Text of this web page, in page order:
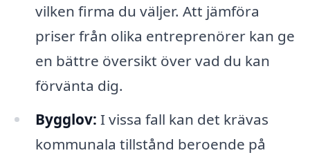
vilken firma du väljer. Att jämföra
priser från olika entreprenörer kan ge
en bättre översikt över vad du kan
förvänta dig.
Bygglov: I vissa fall kan det krävas
kommunala tillstånd beroende på